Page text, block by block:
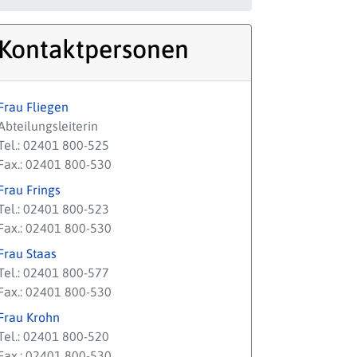
Kontaktpersonen
Fliegen
02401 800-525
02401 800-530
Frings
02401 800-523
02401 800-530
Staas
02401 800-577
02401 800-530
Krohn
02401 800-520